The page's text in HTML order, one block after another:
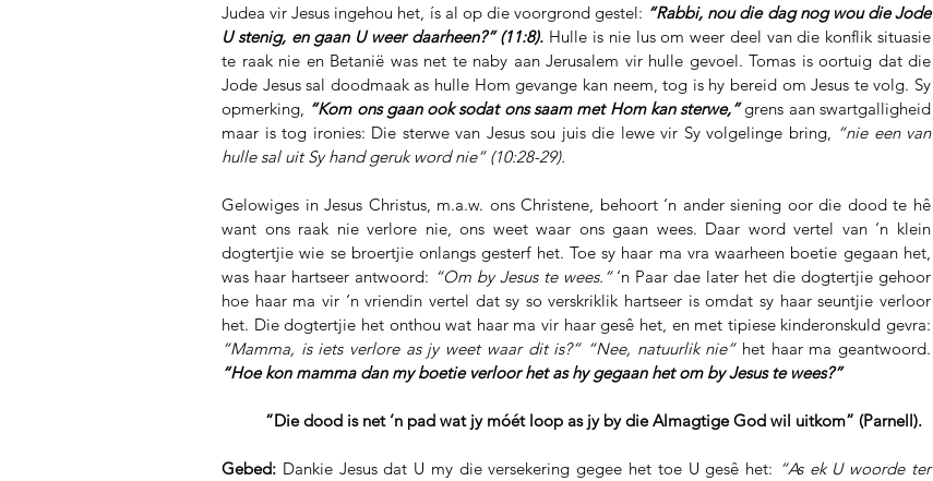
Judea vir Jesus ingehou het, ís al op die voorgrond gestel: “Rabbi, nou die dag nog wou die Jode
U stenig, en gaan U weer daarheen?” (11:8). Hulle is nie lus om weer deel van die konflik situasie
te raak nie en Betanië was net te naby aan Jerusalem vir hulle gevoel. Tomas is oortuig dat die
Jode Jesus sal doodmaak as hulle Hom gevange kan neem, tog is hy bereid om Jesus te volg. Sy
opmerking, “Kom ons gaan ook sodat ons saam met Hom kan sterwe,” grens aan swartgalligheid
maar is tog ironies: Die sterwe van Jesus sou juis die lewe vir Sy volgelinge bring, “nie een van
hulle sal uit Sy hand geruk word nie” (10:28-29).
Gelowiges in Jesus Christus, m.a.w. ons Christene, behoort ‘n ander siening oor die dood te hê
want ons raak nie verlore nie, ons weet waar ons gaan wees. Daar word vertel van ‘n klein
dogtertjie wie se broertjie onlangs gesterf het. Toe sy haar ma vra waarheen boetie gegaan het,
was haar hartseer antwoord: “Om by Jesus te wees.” ‘n Paar dae later het die dogtertjie gehoor
hoe haar ma vir ‘n vriendin vertel dat sy so verskriklik hartseer is omdat sy haar seuntjie verloor
“Mamma, is iets verlore as jy weet waar dit is?” “Nee, natuurlik nie”
“Hoe kon mamma dan my boetie verloor het as hy gegaan het om by Jesus te wees?”
          “Die dood is net ‘n pad wat jy móét loop as jy by die Almagtige God wil uitkom” (Parnell).
Gebed: Dankie Jesus dat U my die versekering gegee het toe U gesê het: “As ek U woorde ter